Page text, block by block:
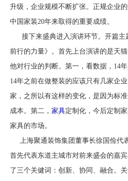
升级，企业规模不断扩张。正规企业
中国家装20年来取得的重要成绩。
接下来盛典进入演讲环节。开篇
前行的力量》。首先上台演讲的是天
他对行业的判断。第一，看数据，14
14年之前在做整装的应该只有几家企
家，之所以有这样的变化，是因为标
成本。第二， 家具定制化，今后定制
家具的市场。
上海聚通装饰集团董事长徐国俭代
首先代表东道主城市对前来盛会的嘉
了三个关健词：创新、协同、融合。